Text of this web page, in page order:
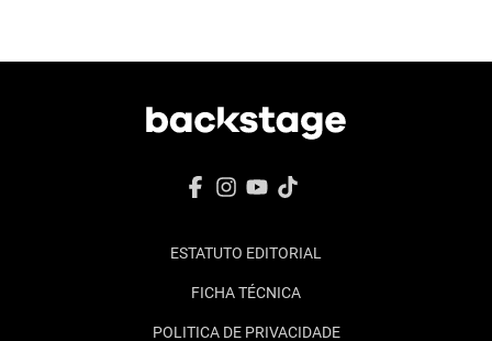
ESTATUTO EDITORIAL
FICHA TÉCNICA
POLITICA DE PRIVACIDADE